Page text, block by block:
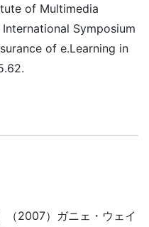
of Multimedia
Symposium
of e.Learning in
（2007）ガニェ・ウェイ